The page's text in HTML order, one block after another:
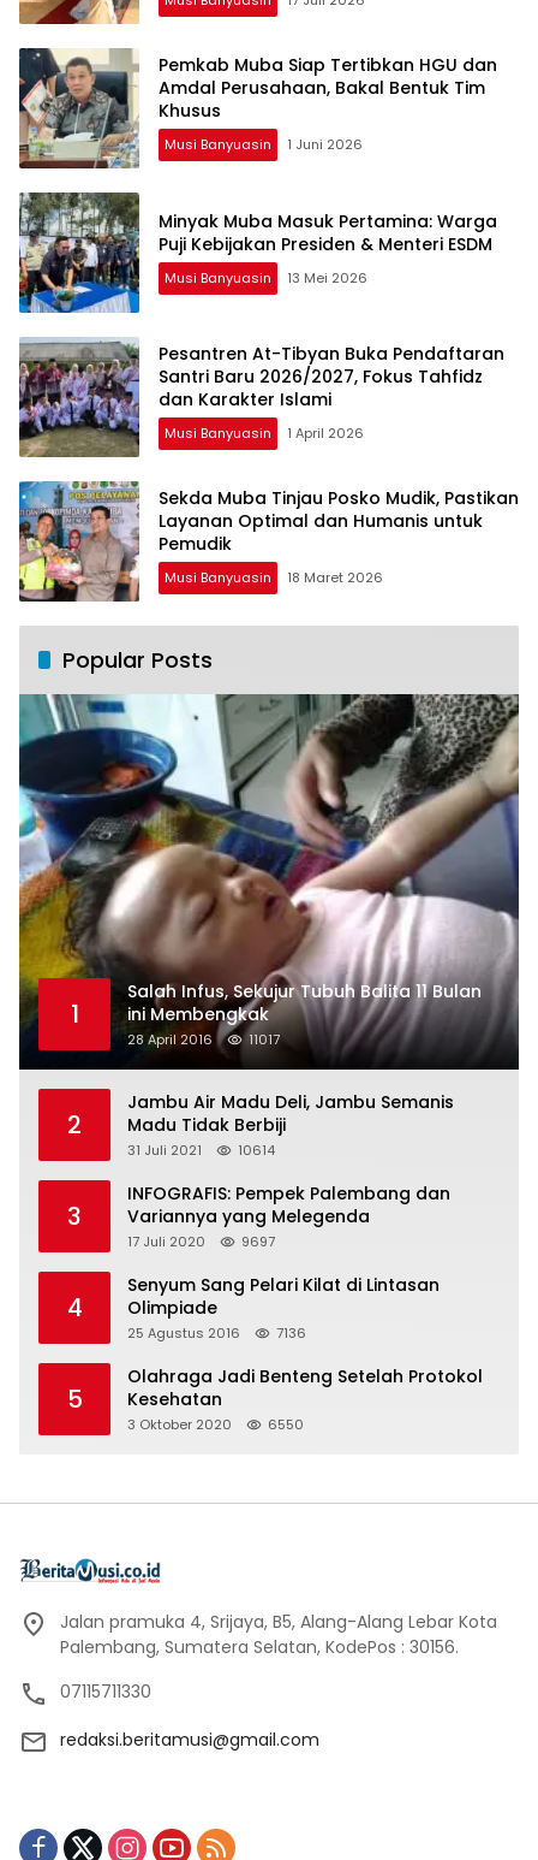
Pemkab Muba Siap Tertibkan HGU dan
Amdal Perusahaan, Bakal Bentuk Tim
Khusus
Musi Banyuasin 1 Juni 2026
Minyak Muba Masuk Pertamina: Warga
Puji Kebijakan Presiden & Menteri ESDM
Musi Banyuasin 13 Mei 2026
Pesantren At-Tibyan Buka Pendaftaran
Santri Baru 2026/2027, Fokus Tahfidz
dan Karakter Islami
Musi Banyuasin 1 April 2026
Sekda Muba Tinjau Posko Mudik, Pastikan
Layanan Optimal dan Humanis untuk
Pemudik
Musi Banyuasin 18 Maret 2026
Popular Posts
1
Salah Infus, Sekujur Tubuh Balita 11 Bulan
ini Membengkak
28 April 2016 11017
2
Jambu Air Madu Deli, Jambu Semanis
Madu Tidak Berbiji
31 Juli 2021 10614
3
INFOGRAFIS: Pempek Palembang dan
Variannya yang Melegenda
17 Juli 2020 9697
4
Senyum Sang Pelari Kilat di Lintasan
Olimpiade
25 Agustus 2016 7136
5
Olahraga Jadi Benteng Setelah Protokol
Kesehatan
3 Oktober 2020 6550
Jalan pramuka 4, Srijaya, B5, Alang-Alang Lebar Kota
Palembang, Sumatera Selatan, KodePos : 30156.
07115711330
redaksi.beritamusi@gmail.com